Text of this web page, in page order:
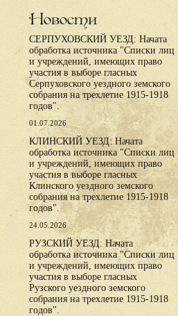
Новости
СЕРПУХОВСКИЙ УЕЗД: Начата
обработка источника "Списки лиц
и учреждений, имеющих право
участия в выборе гласных
Серпуховского уездного земского
собрания на трехлетие 1915-1918
годов".
01.07.2026
КЛИНСКИЙ УЕЗД: Начата
обработка источника "Списки лиц
и учреждений, имеющих право
участия в выборе гласных
Клинского уездного земского
собрания на трехлетие 1915-1918
годов".
24.05.2026
РУЗСКИЙ УЕЗД: Начата
обработка источника "Списки лиц
и учреждений, имеющих право
участия в выборе гласных
Рузского уездного земского
собрания на трехлетие 1915-1918
годов".